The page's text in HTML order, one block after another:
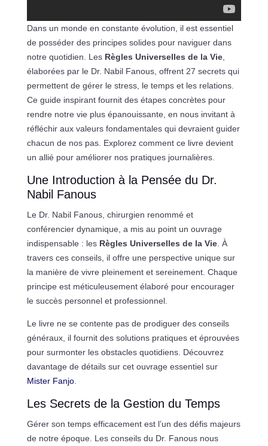
Dans un monde en constante évolution, il est essentiel
de posséder des principes solides pour naviguer dans
notre quotidien. Les Règles Universelles de la Vie,
élaborées par le Dr. Nabil Fanous, offrent 27 secrets qui
permettent de gérer le stress, le temps et les relations.
Ce guide inspirant fournit des étapes concrètes pour
rendre notre vie plus épanouissante, en nous invitant à
réfléchir aux valeurs fondamentales qui devraient guider
chacun de nos pas. Explorez comment ce livre devient
un allié pour améliorer nos pratiques journalières.
Une Introduction à la Pensée du Dr.
Nabil Fanous
Le Dr. Nabil Fanous, chirurgien renommé et
conférencier dynamique, a mis au point un ouvrage
indispensable : les Règles Universelles de la Vie. À
travers ces conseils, il offre une perspective unique sur
la manière de vivre pleinement et sereinement. Chaque
principe est méticuleusement élaboré pour encourager
le succès personnel et professionnel.
Le livre ne se contente pas de prodiguer des conseils
généraux, il fournit des solutions pratiques et éprouvées
pour surmonter les obstacles quotidiens. Découvrez
davantage de détails sur cet ouvrage essentiel sur
Mister Fanjo.
Les Secrets de la Gestion du Temps
Gérer son temps efficacement est l’un des défis majeurs
de notre époque. Les conseils du Dr. Fanous nous